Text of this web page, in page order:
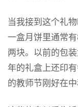
当我接到这个礼
一盒月饼里通常
两块。以前的包
年的礼盒上还印
的教师节刚好在中